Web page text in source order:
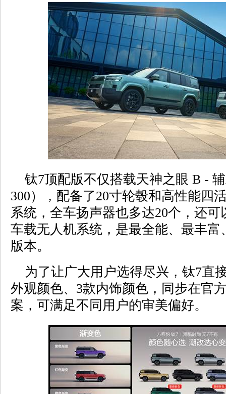
钛7顶配版不仅搭载天神之眼 B -
300），配备了20寸轮毂和高性能四
系统，全车扬声器也多达20个，还
车载无人机系统，是最全能、最丰
版本。
为了让广大用户选得尽兴，钛7直
外观颜色、3款内饰颜色，同步在官
案，可满足不同用户的审美偏好。